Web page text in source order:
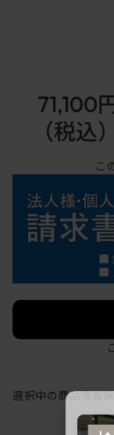
71,100
（税込
こ
選択中の商品情報